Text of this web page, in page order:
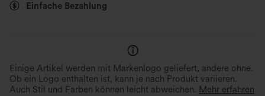
Einfache Bezahlung
Einige Artikel werden mit Markenlogo geliefert, andere ohne.
Ob ein Logo enthalten ist, kann je nach Produkt variieren.
Auch Stil und Farben können leicht abweichen. Mehr erfahren